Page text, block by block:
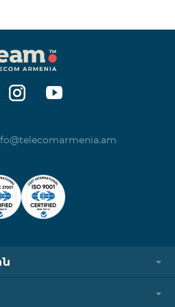
դարձնել, որ
է միայն
բջջային
դեպքում։ Wi-Fi-ը և VPN-
հակառակ դեպքում